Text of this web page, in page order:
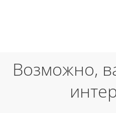
Возможно,